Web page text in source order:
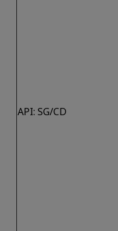
API: SG/CD